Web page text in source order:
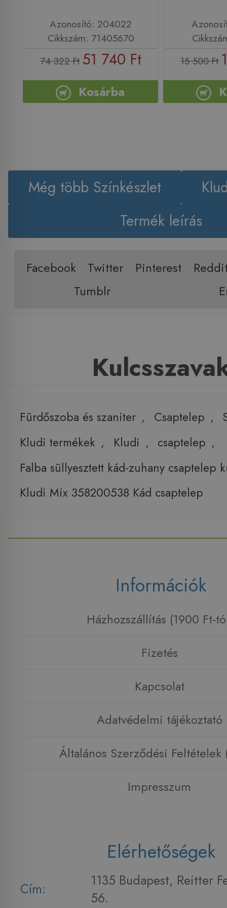
Azonosító: 204022
Cikkszám: 71405670
74 322 Ft 51 740 Ft
Kosárba
15 500 Ft
Még több Színkészlet
Termék leírás
Facebook Twitter Pinterest
Tumblr
Fürdőszoba és szaniter , Csaptelep ,
Kludi termékek , Kludi , csaptelep ,
Falba süllyesztett kád-zuhany csaptelep
Kludi Mix 358200538 Kád csaptelep
Információk
Házhozszállítás (1900 Ft-
Fizetés
Kapcsolat
Adatvédelmi tájékoztató
Általános Szerződési Feltételek
Impresszum
Elérhetőségek
Cím:
1135 Budapest, Reitter
56.